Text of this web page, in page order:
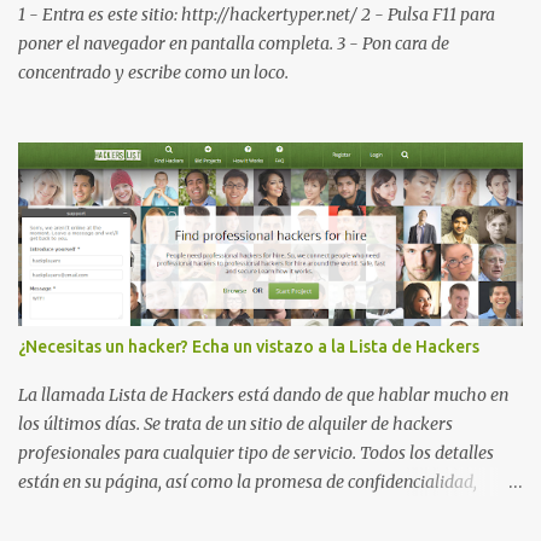
disponible en el smartphone o la tablet *#*#34971539#*#* :
Visualiza la información detallada d...
1 - Entra es este sitio: http://hackertyper.net/ 2 - Pulsa F11 para
poner el navegador en pantalla completa. 3 - Pon cara de
concentrado y escribe como un loco.
¿Necesitas un hacker? Echa un vistazo a la Lista de Hackers
La llamada Lista de Hackers está dando de que hablar mucho en
los últimos días. Se trata de un sitio de alquiler de hackers
profesionales para cualquier tipo de servicio. Todos los detalles
están en su página, así como la promesa de confidencialidad,